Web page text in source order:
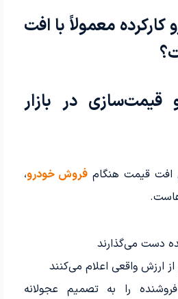
معمولاً با افت
در بازار
افت قیمت هنگامفروش خودرو،
دست می‌گذارند
ارزش واقعی اعلام می‌کنند
را به تصمیم عجولانه